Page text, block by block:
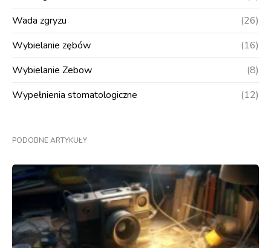
Wada zgryzu
(26)
Wybielanie zębów
(16)
Wybielanie Zebow
(8)
Wypełnienia stomatologiczne
(12)
PODOBNE ARTYKUŁY